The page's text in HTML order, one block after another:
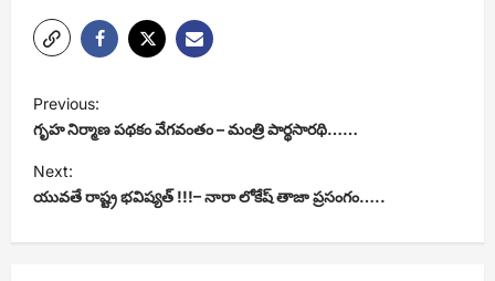
P
o
s
t
Previous:
గృహ నిర్మాణ పథకం వేగవంతం – మంత్రి పార్థసారథి……
Next:
యువతే రాష్ట్ర భవిష్యత్ !!!– నారా లోకేష్ తాజా ప్రసంగం…..